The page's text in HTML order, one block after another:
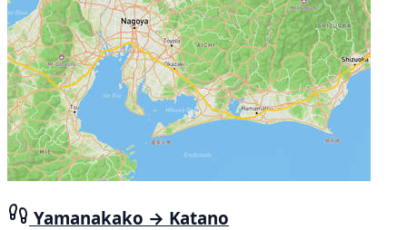
Yamanakako → Katano